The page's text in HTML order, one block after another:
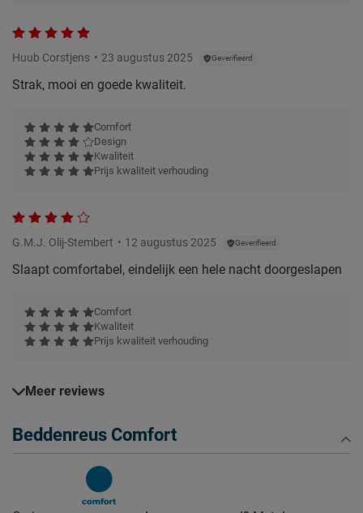
Huub Corstjens 23 augustus 2025 Geverifieerd
Strak, mooi en goede kwaliteit.
Comfort
Design
Kwaliteit
Prijs kwaliteit verhouding
G.M.J. Olij-Stembert 12 augustus 2025 Geverifieerd
Slaapt comfortabel, eindelijk een hele nacht doorgeslapen
Comfort
Kwaliteit
Prijs kwaliteit verhouding
Meer reviews
Beddenreus Comfort